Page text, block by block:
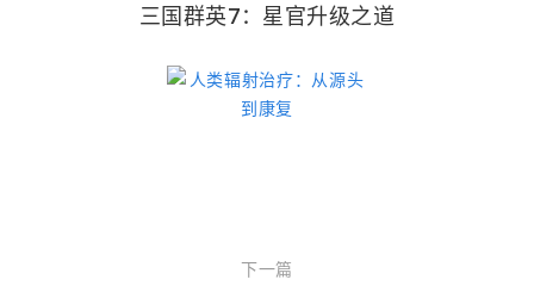
三国群英7：星官升级之道
下一篇